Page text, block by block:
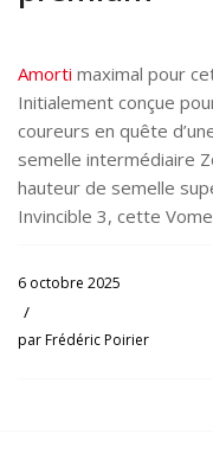
Amorti maximal pour
Initialement conçue
coureurs en quête
semelle intermédiaire
hauteur de semelle
Invincible 3, cette
6 octobre 2025
/
parFrédéric Poirier